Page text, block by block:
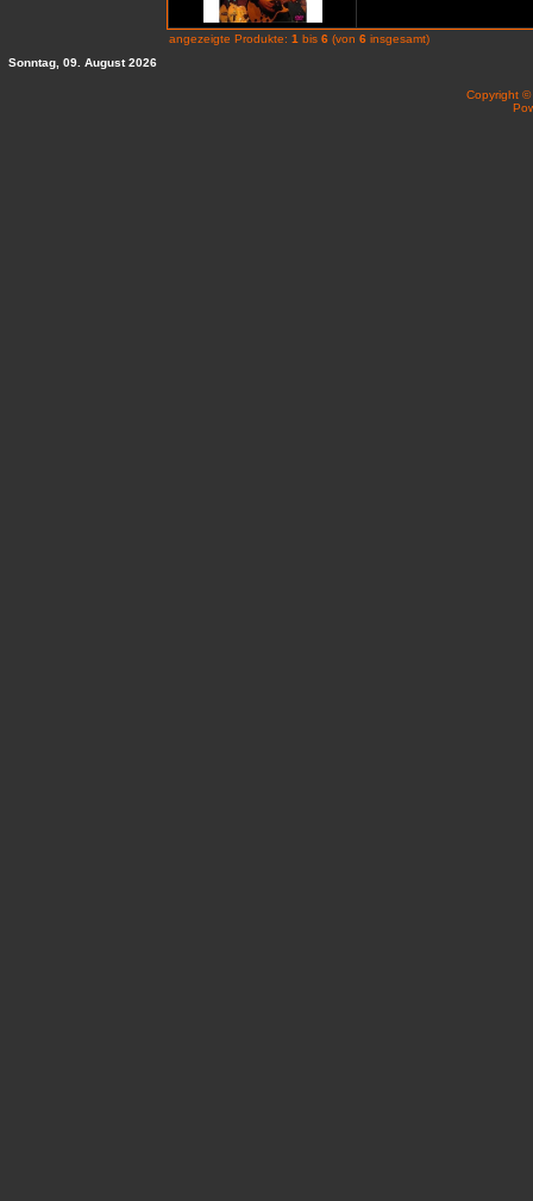
angezeigte Produkte: 1 bis 6 (von 6 insgesamt)
Sonntag, 09. August 2026
Copyright